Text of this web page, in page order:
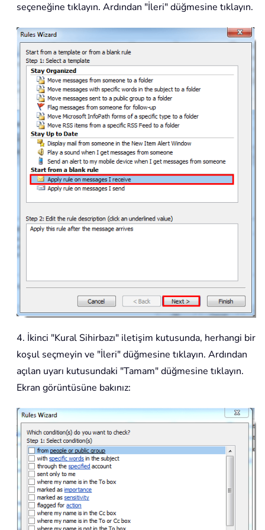
seçeneğine tıklayın. Ardından "İleri" düğmesine tıklayın.
4. İkinci "Kural Sihirbazı" iletişim kutusunda, herhangi bir
koşul seçmeyin ve "İleri" düğmesine tıklayın. Ardından
açılan uyarı kutusundaki "Tamam" düğmesine tıklayın.
Ekran görüntüsüne bakınız: